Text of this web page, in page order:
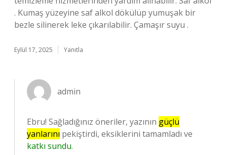
. Kumaş yüzeyine saf alkol dökülüp yumuşak bir
bezle silinerek leke çıkarılabilir. Çamaşır suyu .
Eylül 17, 2025 Yanıtla
admin
Ebru! Sağladığınız öneriler, yazının güçlü
yanlarını pekiştirdi, eksiklerini tamamladı ve
katkı sundu.